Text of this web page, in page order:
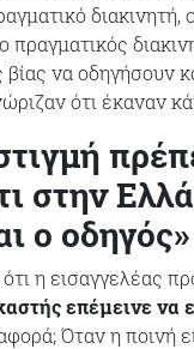
διακινητή,
πραγματικός
να οδηγήσουν
ότι έκαναν
στην
ο οδηγός»
η εισαγγελέας
επέμεινε να
Όταν η ποινή